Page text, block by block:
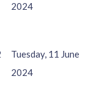
2024
Tuesday, 11 June
2024